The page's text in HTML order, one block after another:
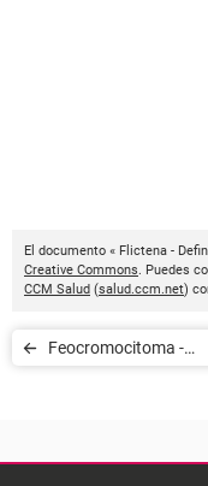
El documento « Flictena -
Creative Commons. Puedes
CCM Salud (salud.ccm.net)
Feocromocitoma -